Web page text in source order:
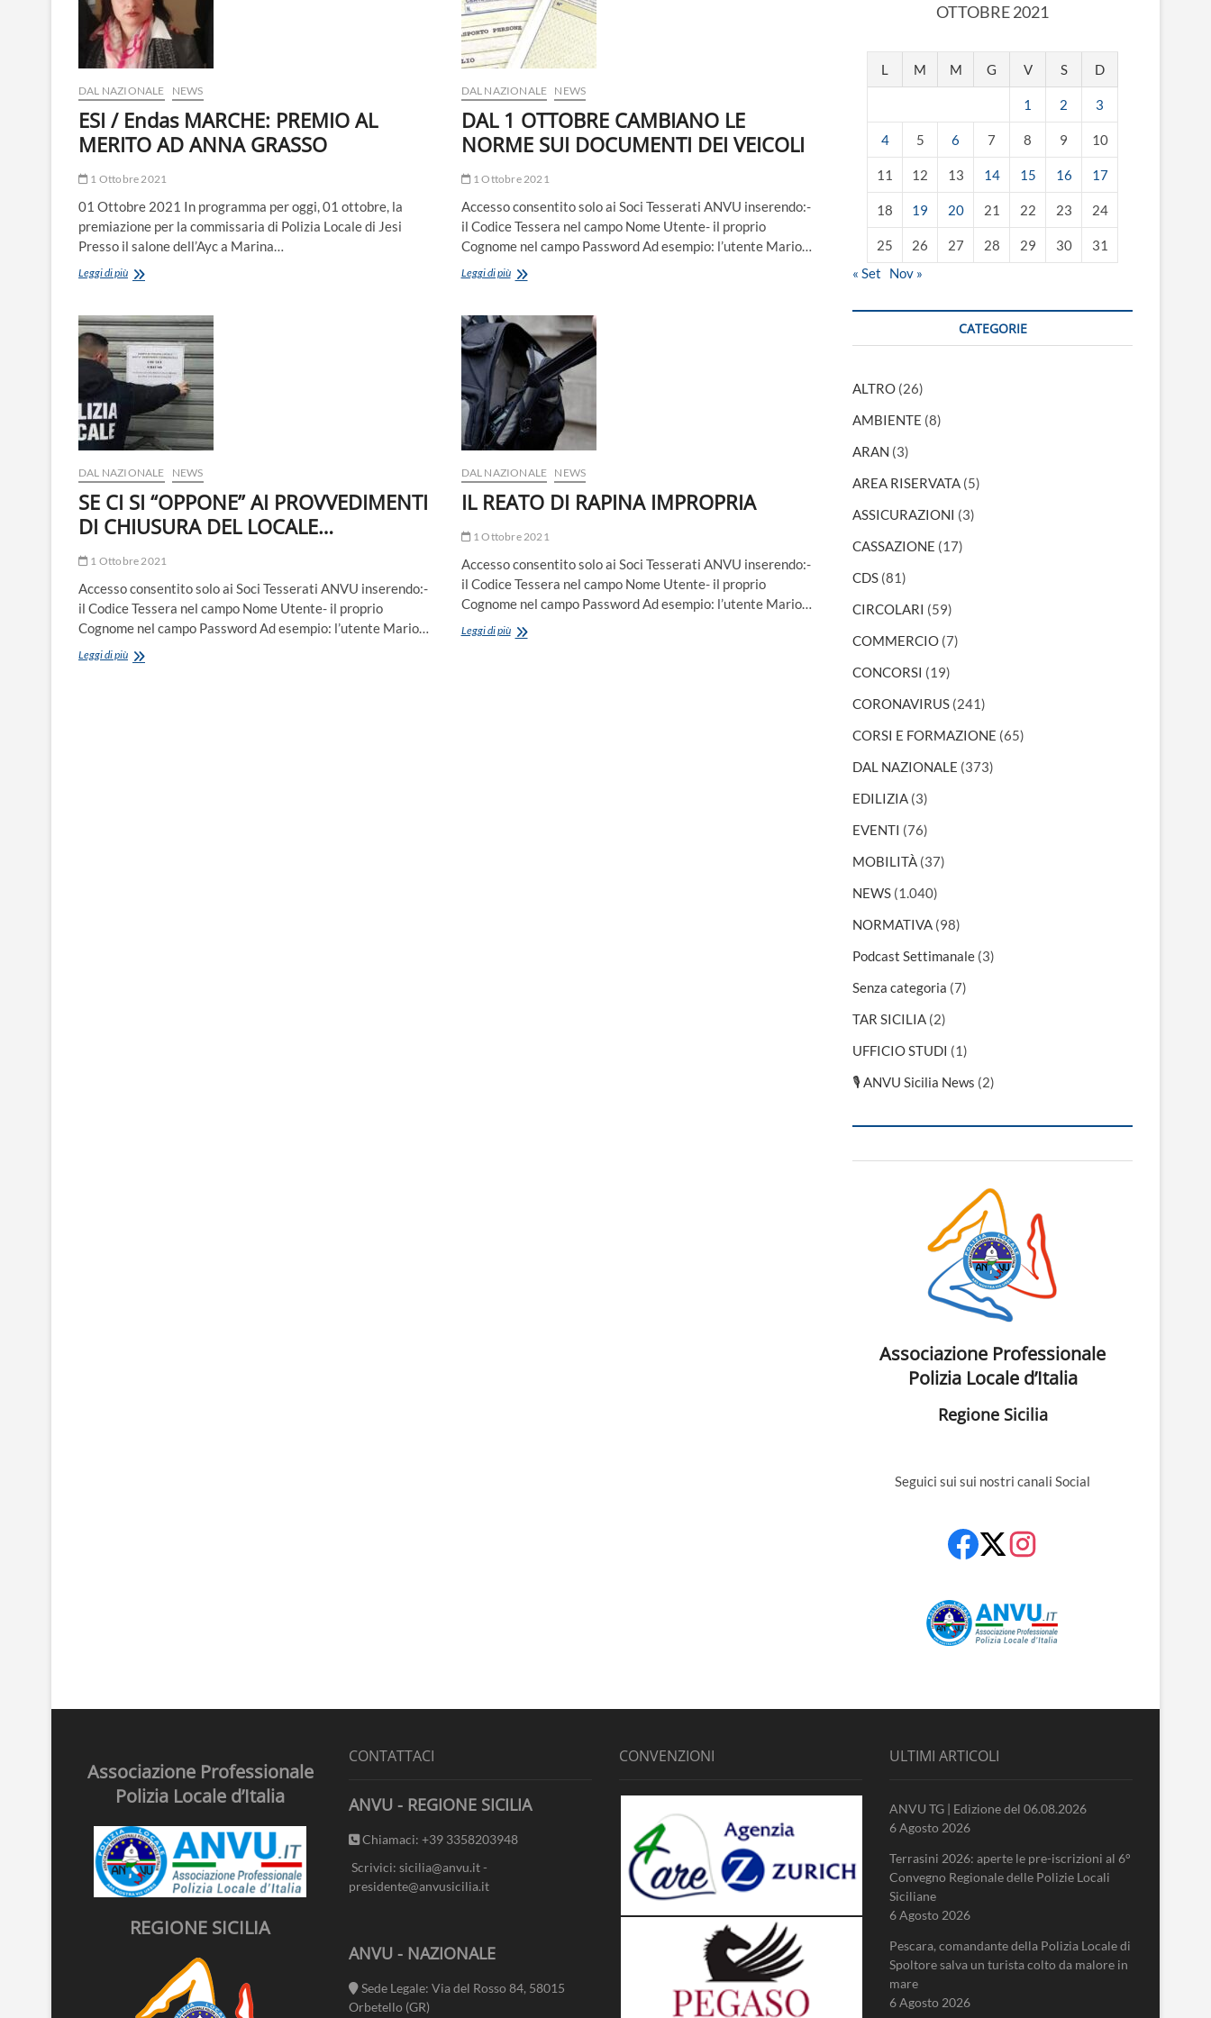
DAL NAZIONALE NEWS
ESI / Endas MARCHE: PREMIO AL
MERITO AD ANNA GRASSO
1 Ottobre 2021
01 Ottobre 2021 In programma per oggi, 01 ottobre, la
premiazione per la commissaria di Polizia Locale di Jesi
Presso il salone dell’Ayc a Marina…
Leggi di piùESI
MARCHE:
PREMIO
AL
MERITO
AD
GRASSO
DAL NAZIONALE NEWS
DAL 1 OTTOBRE CAMBIANO LE
NORME SUI DOCUMENTI DEI VEICOLI
1 Ottobre 2021
Accesso consentito solo ai Soci Tesserati ANVU inserendo:-
il Codice Tessera nel campo Nome Utente- il proprio
Cognome nel campo Password Ad esempio: l’utente Mario…
Leggi di piùDAL
CAMBIANO
NORME
SUI
DOCUMENTI
DEI
VEICOLI
DAL NAZIONALE NEWS
SE CI SI “OPPONE” AI PROVVEDIMENTI
DI CHIUSURA DEL LOCALE…
1 Ottobre 2021
Accesso consentito solo ai Soci Tesserati ANVU inserendo:-
il Codice Tessera nel campo Nome Utente- il proprio
Cognome nel campo Password Ad esempio: l’utente Mario…
Leggi di piùSE
DAL NAZIONALE NEWS
IL REATO DI RAPINA IMPROPRIA
1 Ottobre 2021
Accesso consentito solo ai Soci Tesserati ANVU inserendo:-
il Codice Tessera nel campo Nome Utente- il proprio
Cognome nel campo Password Ad esempio: l’utente Mario…
Leggi di piùIL
OTTOBRE 2021
L M M G V S D
1 2 3
4 5 6 7 8 9 10
11 12 13 14 15 16 17
18 19 20 21 22 23 24
25 26 27 28 29 30
31
« Set
Nov »
CATEGORIE
ALTRO (26)
AMBIENTE (8)
ARAN (3)
AREA RISERVATA (5)
ASSICURAZIONI (3)
CASSAZIONE (17)
CDS (81)
CIRCOLARI (59)
COMMERCIO (7)
CONCORSI (19)
CORONAVIRUS (241)
CORSI E FORMAZIONE (65)
DAL NAZIONALE (373)
EDILIZIA (3)
EVENTI (76)
MOBILITÀ (37)
NEWS (1.040)
NORMATIVA (98)
Podcast Settimanale (3)
Senza categoria (7)
TAR SICILIA (2)
UFFICIO STUDI (1)
🎙 ANVU Sicilia News (2)
Associazione Professionale
Polizia Locale d’Italia
Regione Sicilia
Seguici sui sui nostri canali Social
Associazione Professionale
Polizia Locale d’Italia
REGIONE SICILIA
CONTATTACI
ANVU - REGIONE SICILIA
Chiamaci: +39 3358203948
Scrivici: sicilia@anvu.it -
presidente@anvusicilia.it
ANVU - NAZIONALE
Sede Legale: Via del Rosso 84, 58015
Orbetello (GR)
CONVENZIONI ULTIMI ARTICOLI
ANVU TG | Edizione del 06.08.2026
6 Agosto 2026
Terrasini 2026: aperte le pre-iscrizioni al 6°
Convegno Regionale delle Polizie Locali
Siciliane
6 Agosto 2026
Pescara, comandante della Polizia Locale di
Spoltore salva un turista colto da malore in
mare
6 Agosto 2026